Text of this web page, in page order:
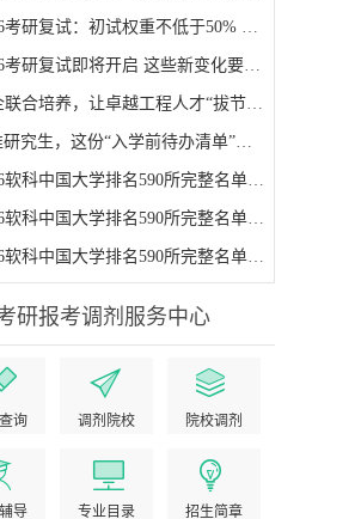
2026考研复试：初试权重不低于50% 面试为必要环节
2026考研复试即将开启 这些新变化要注意
校企联合培养，让卓越工程人才“拔节生长”
@准研究生，这份“入学前待办清单”请收好
2026软科中国大学排名590所完整名单（501-590名）
2026软科中国大学排名590所完整名单（401-500名）
2026软科中国大学排名590所完整名单（301-400名）
研报考调剂服务中心
询 调剂院校 院校调剂
导 专业目录 招生简章